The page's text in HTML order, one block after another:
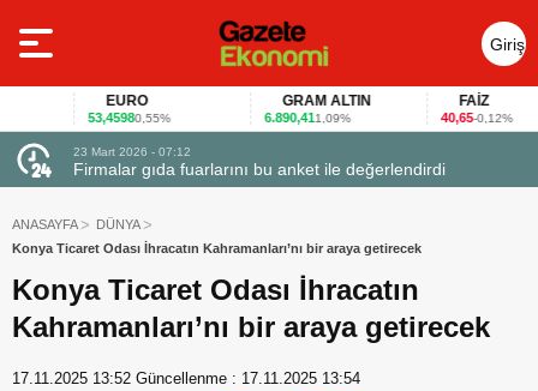
Giriş
Yap
EURO
53,45980,55%
GRAM ALTIN
6.890,411,09% -0,12%
23 Mart 2026 - 07:12
Firmalar gıda fuarlarını bu anket ile değerlendirdi
ANASAYFA
DÜNYA
Konya Ticaret Odası İhracatın Kahramanları’nı bir araya getirecek
Konya Ticaret Odası İhracatın
Kahramanları’nı bir araya getirecek
17.11.2025 13:52 Güncellenme : 17.11.2025 13:54